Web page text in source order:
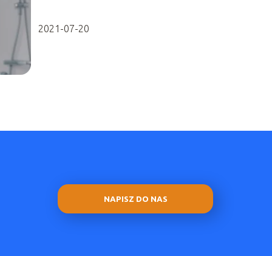
2021-07-20
NAPISZ DO NAS